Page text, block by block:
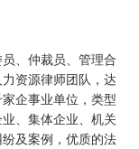
、仲裁员、管理合
资源律师团队，达
企事业单位，类型
、集体企业、机关
及案例，优质的法